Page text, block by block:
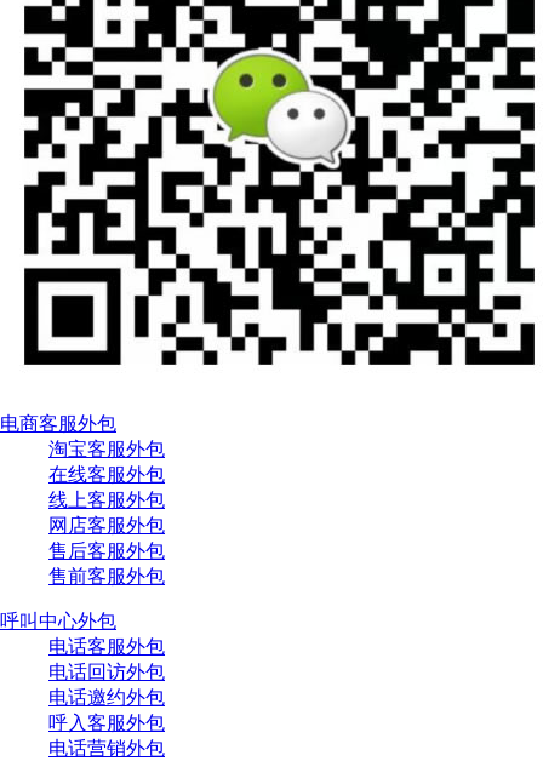
电商客服外包
淘宝客服外包
在线客服外包
线上客服外包
网店客服外包
售后客服外包
售前客服外包
呼叫中心外包
电话客服外包
电话回访外包
电话邀约外包
呼入客服外包
电话营销外包